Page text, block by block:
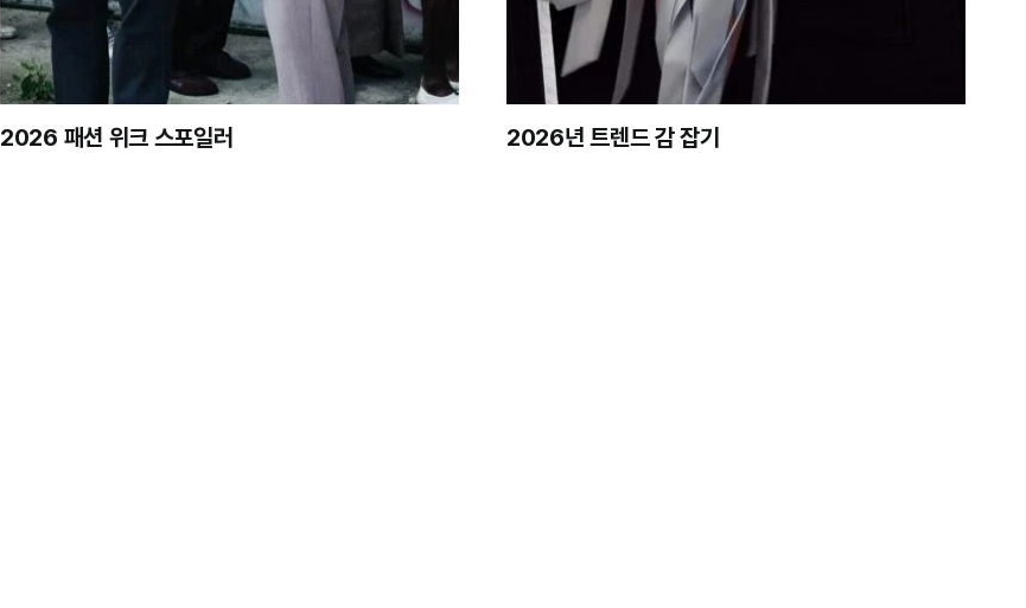
2026 패션 위크 스포일러 2026년 트렌드 감 잡기